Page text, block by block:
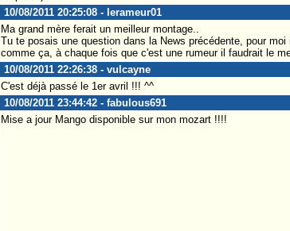
10/08/2011 20:25:08 - lerameur01
Ma grand mère ferait un meilleur montage..
Tu te posais une question dans la News précédente, pour
comme ça, à chaque fois que c'est une rumeur il faudrait le
10/08/2011 22:26:38 - vulcayne
C'est déjà passé le 1er avril !!! ^^
10/08/2011 23:44:42 - fabulous691
Mise a jour Mango disponible sur mon mozart !!!!